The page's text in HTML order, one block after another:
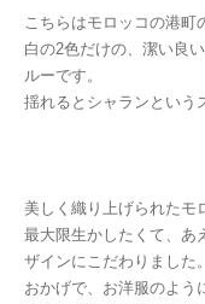
こちらはモロッコの港町
白の2色だけの、潔い良
ルーです。
揺れるとシャランという
美しく織り上げられたモ
最大限生かしたくて、あ
ザインにこだわりました。
おかげで、お洋服のよう